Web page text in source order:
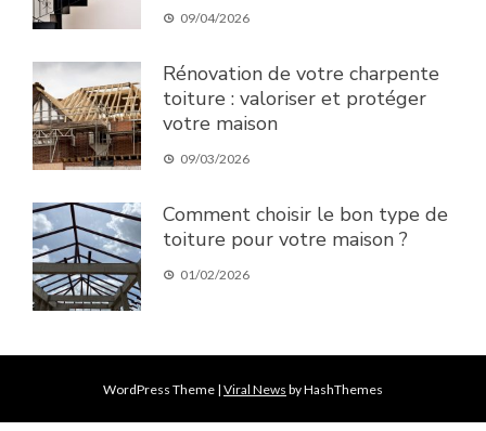
09/04/2026
Rénovation de votre charpente
toiture : valoriser et protéger
votre maison
09/03/2026
Comment choisir le bon type de
toiture pour votre maison ?
01/02/2026
WordPress Theme | Viral News by HashThemes